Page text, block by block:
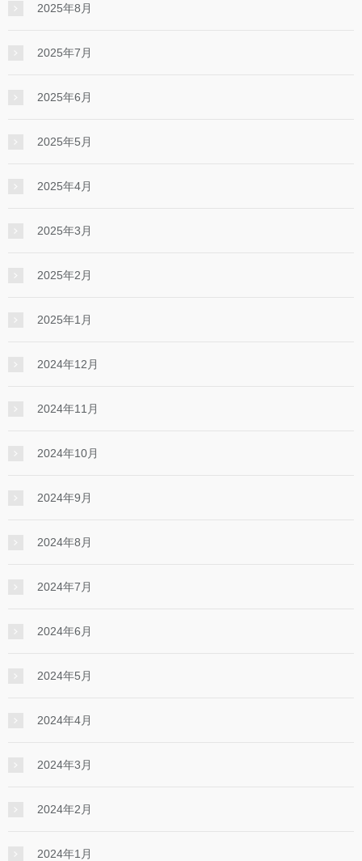
2025年8月
2025年7月
2025年6月
2025年5月
2025年4月
2025年3月
2025年2月
2025年1月
2024年12月
2024年11月
2024年10月
2024年9月
2024年8月
2024年7月
2024年6月
2024年5月
2024年4月
2024年3月
2024年2月
2024年1月